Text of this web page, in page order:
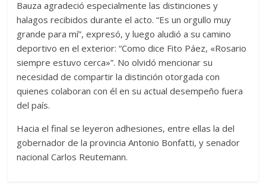
Bauza agradeció especialmente las distinciones y
halagos recibidos durante el acto. “Es un orgullo muy
grande para mí”, expresó, y luego aludió a su camino
deportivo en el exterior: “Como dice Fito Páez, «Rosario
siempre estuvo cerca»”. No olvidó mencionar su
necesidad de compartir la distinción otorgada con
quienes colaboran con él en su actual desempeño fuera
del país.
Hacia el final se leyeron adhesiones, entre ellas la del
gobernador de la provincia Antonio Bonfatti, y senador
nacional Carlos Reutemann.